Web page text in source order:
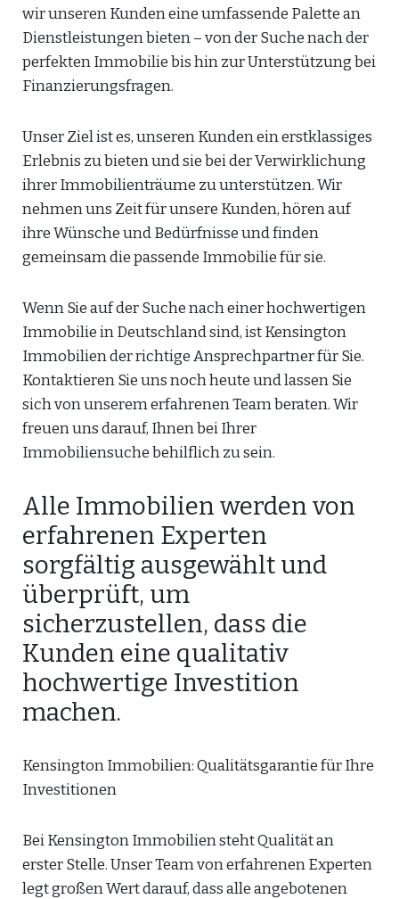
wir unseren Kunden eine umfassende Palette an
Dienstleistungen bieten – von der Suche nach der
perfekten Immobilie bis hin zur Unterstützung bei
Finanzierungsfragen.
Unser Ziel ist es, unseren Kunden ein erstklassiges
Erlebnis zu bieten und sie bei der Verwirklichung
ihrer Immobilienträume zu unterstützen. Wir
nehmen uns Zeit für unsere Kunden, hören auf
ihre Wünsche und Bedürfnisse und finden
gemeinsam die passende Immobilie für sie.
Wenn Sie auf der Suche nach einer hochwertigen
Immobilie in Deutschland sind, ist Kensington
Immobilien der richtige Ansprechpartner für Sie.
Kontaktieren Sie uns noch heute und lassen Sie
sich von unserem erfahrenen Team beraten. Wir
freuen uns darauf, Ihnen bei Ihrer
Immobiliensuche behilflich zu sein.
Alle Immobilien werden von
erfahrenen Experten
sorgfältig ausgewählt und
überprüft, um
sicherzustellen, dass die
Kunden eine qualitativ
hochwertige Investition
machen.
Kensington Immobilien: Qualitätsgarantie für Ihre
Investitionen
Bei Kensington Immobilien steht Qualität an
erster Stelle. Unser Team von erfahrenen Experten
legt großen Wert darauf, dass alle angebotenen